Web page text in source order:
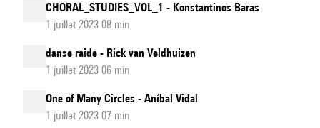
CHORAL_STUDIES_VOL_1 - Konstantinos Baras
1 juillet 2023 08 min
danse raide - Rick van Veldhuizen
1 juillet 2023 06 min
One of Many Circles - Aníbal Vidal
1 juillet 2023 07 min